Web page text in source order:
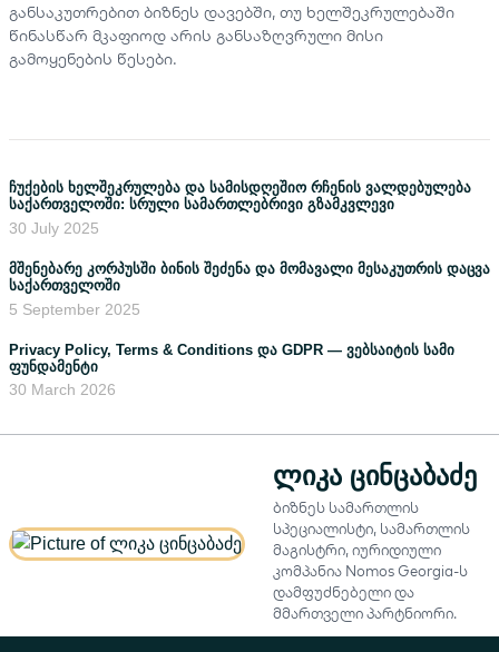
განსაკუთრებით ბიზნეს დავებში, თუ ხელშეკრულებაში
წინასწარ მკაფიოდ არის განსაზღვრული მისი
გამოყენების წესები.
ჩუქების ხელშეკრულება და სამისდღეშიო რჩენის ვალდებულება
საქართველოში: სრული სამართლებრივი გზამკვლევი
30 July 2025
მშენებარე კორპუსში ბინის შეძენა და მომავალი მესაკუთრის დაცვა
საქართველოში
5 September 2025
Privacy Policy, Terms & Conditions და GDPR — ვებსაიტის სამი
ფუნდამენტი
30 March 2026
ლიკა ცინცაბაძე
ბიზნეს სამართლის
სპეციალისტი, სამართლის
მაგისტრი, იურიდიული
კომპანია Nomos Georgia-ს
დამფუძნებელი და
მმართველი პარტნიორი.